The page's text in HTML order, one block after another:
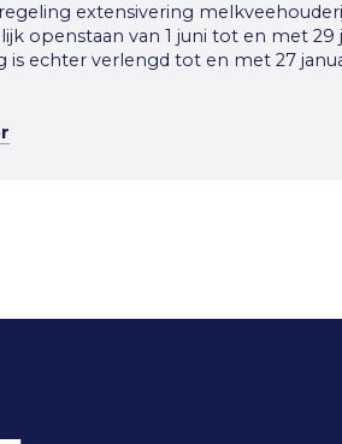
extensivering
openstaan van 1 juni tot en met 29
is echter verlengd tot en met 27